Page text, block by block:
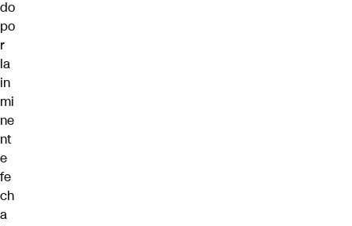
do
po
r
la
in
mi
ne
nt
e
fe
ch
a